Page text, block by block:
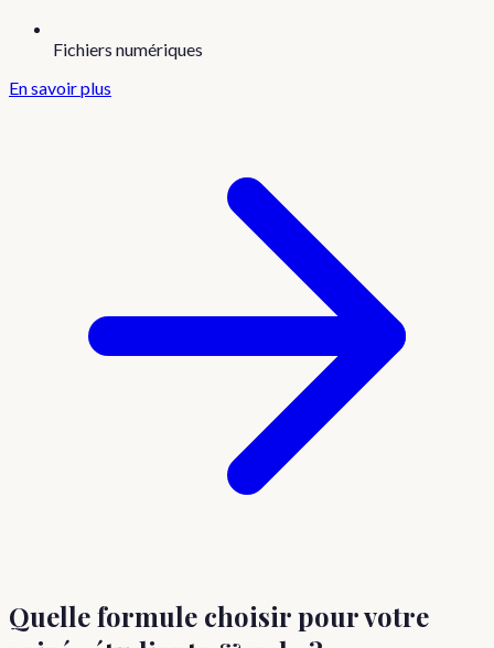
Fichiers numériques
En savoir plus
Quelle formule choisirpour votre